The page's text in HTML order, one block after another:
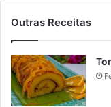
Outras Receitas